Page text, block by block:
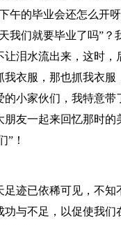
午的毕业会还怎么开
我们就要毕业了吗”
泪水流出来，这时
衣服，那也抓我衣
小家伙们，我特意
友一起来回忆那时
”！
迹已依稀可见，不知
与不足，以促使我